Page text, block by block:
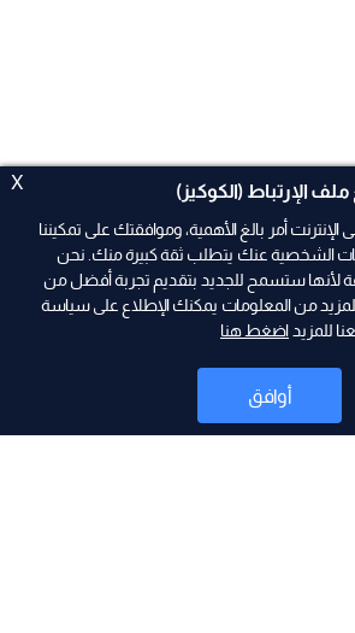
X الإرتباط (الكوكيز)
أمر بالغ الأهمية، وموافقتك على تمكيننا
الشخصية عنك يتطلب ثقة كبيرة منك. نحن
لأنها ستسمح للجديد بتقديم تجربة أفضل من
من المعلومات يمكنك الإطلاع على سياسة
للمزيد اضغط هنا
أوافق
ad